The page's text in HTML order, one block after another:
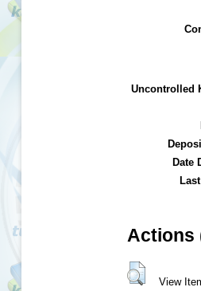
Uncontrolled
Date
Actions
View